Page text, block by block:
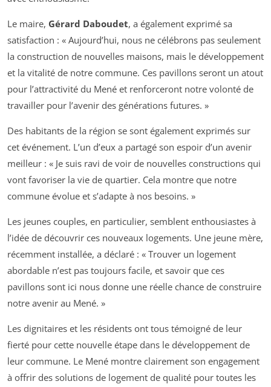
Le maire, Gérard Daboudet, a également exprimé sa
satisfaction : « Aujourd’hui, nous ne célébrons pas seulement
la construction de nouvelles maisons, mais le développement
et la vitalité de notre commune. Ces pavillons seront un atout
pour l’attractivité du Mené et renforceront notre volonté de
travailler pour l’avenir des générations futures. »
Des habitants de la région se sont également exprimés sur
cet événement. L’un d’eux a partagé son espoir d’un avenir
meilleur : « Je suis ravi de voir de nouvelles constructions qui
vont favoriser la vie de quartier. Cela montre que notre
commune évolue et s’adapte à nos besoins. »
Les jeunes couples, en particulier, semblent enthousiastes à
l’idée de découvrir ces nouveaux logements. Une jeune mère,
récemment installée, a déclaré : « Trouver un logement
abordable n’est pas toujours facile, et savoir que ces
pavillons sont ici nous donne une réelle chance de construire
notre avenir au Mené. »
Les dignitaires et les résidents ont tous témoigné de leur
fierté pour cette nouvelle étape dans le développement de
leur commune. Le Mené montre clairement son engagement
à offrir des solutions de logement de qualité pour toutes les